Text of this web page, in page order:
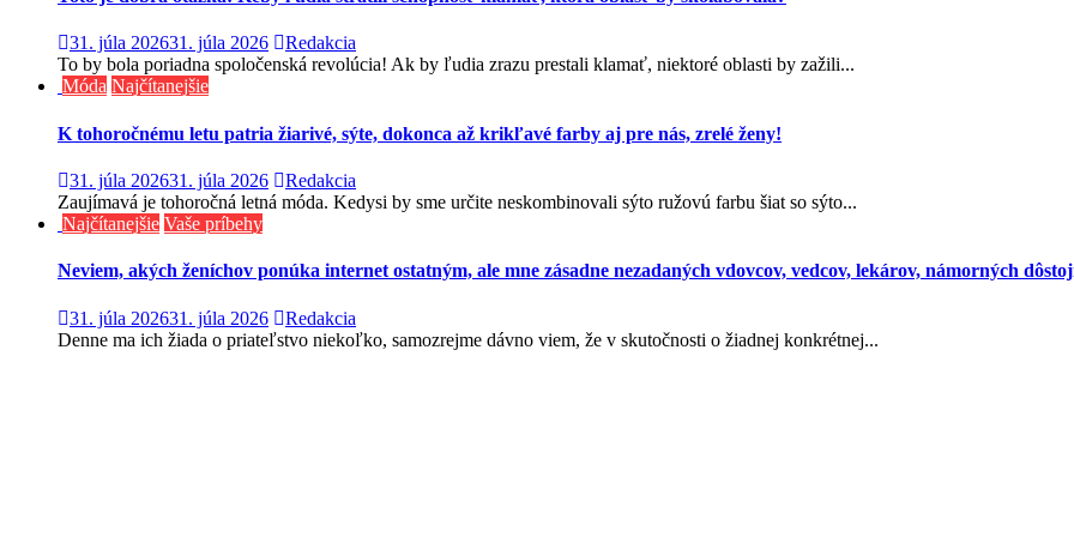
31. júla 202631. júla 2026
Redakcia
To by bola poriadna spoločenská revolúcia! Ak by ľudia zrazu prestali klamať, niektoré oblasti by zažili...
Móda Najčítanejšie
K tohoročnému letu patria žiarivé, sýte, dokonca až krikľavé farby aj pre nás, zrelé ženy!
31. júla 202631. júla 2026
Redakcia
Zaujímavá je tohoročná letná móda. Kedysi by sme určite neskombinovali sýto ružovú farbu šiat so sýto...
Najčítanejšie Vaše príbehy
Neviem, akých ženíchov ponúka internet ostatným, ale mne zásadne nezadaných vdovcov, vedcov, lekárov, námorných
31. júla 202631. júla 2026
Redakcia
Denne ma ich žiada o priateľstvo niekoľko, samozrejme dávno viem, že v skutočnosti o žiadnej konkrétnej...